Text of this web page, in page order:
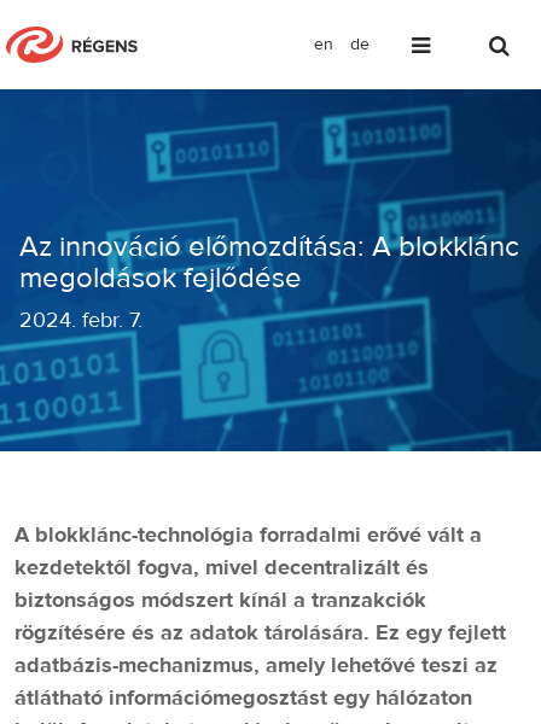
en de
Az innováció előmozdítása: A
Az innováció előmozdítása: A blokklánc
megoldások fejlődése
2024. febr. 7.
A blokklánc-technológia forradalmi erővé vált a
kezdetektől fogva, mivel decentralizált és
biztonságos módszert kínál a tranzakciók
rögzítésére és az adatok tárolására. Ez egy fejlett
adatbázis-mechanizmus, amely lehetővé teszi az
átlátható információmegosztást egy hálózaton